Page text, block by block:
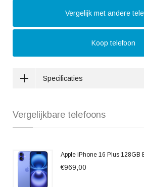
Vergelijk met andere
Koop telefoon
Specificaties
Vergelijkbare telefoons
Apple iPhone 16 Plus 128GB
€969,00